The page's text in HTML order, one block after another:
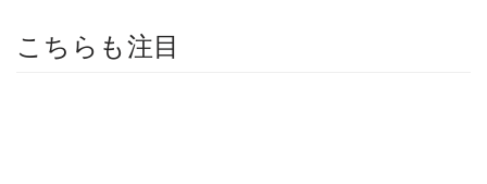
こちらも注目